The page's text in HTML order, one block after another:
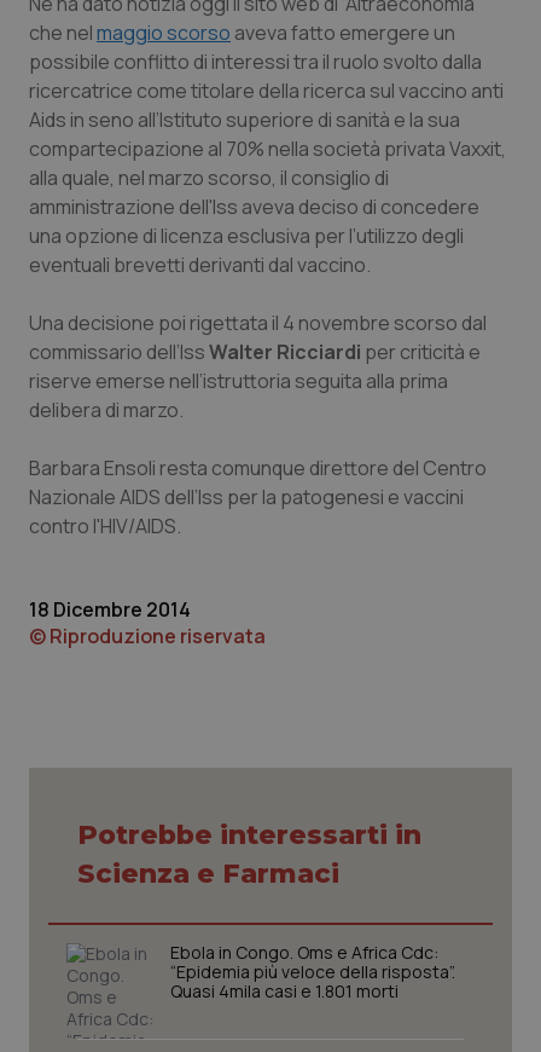
Campania
Emilia-Romagna
Friuli Venezia Giulia
Lazio
Lombardia
Marche
Molise
Provincia Autonoma di Bolzano
Sicilia
Toscana
Umbria
Car-T
Colesterolo & coronaropatie
Dermatite Atopica
Diabete & glucometri
Dolore
Donna & Salute
Epatiti
Infezioni & Febbre
Neuroscienze & patologie neurodegenerative
Obesità
Oftalmologia
che nelmaggio scorso aveva fatto emergere un
possibile conflitto di interessi tra il ruolo svolto dalla
ricercatrice come titolare della ricerca sul vaccino anti
Aids in seno all’Istituto superiore di sanità e la sua
compartecipazione al 70% nella società privata Vaxxit,
alla quale, nel marzo scorso, il consiglio di
amministrazione dell'Iss aveva deciso di concedere
una opzione di licenza esclusiva per l’utilizzo degli
eventuali brevetti derivanti dal vaccino.
Una decisione poi rigettata il 4 novembre scorso dal
commissario dell’IssWalter Ricciardi per criticità e
riserve emerse nell’istruttoria seguita alla prima
delibera di marzo.
Barbara Ensoli resta comunque direttore del Centro
Nazionale AIDS dell’Iss per la patogenesi e vaccini
contro l'HIV/AIDS.
18 Dicembre 2014
© Riproduzione riservata
Potrebbe interessarti in
Scienza e Farmaci
Ebola in Congo. Oms e Africa Cdc:
“Epidemia più veloce della risposta”.
Quasi 4mila casi e 1.801 morti